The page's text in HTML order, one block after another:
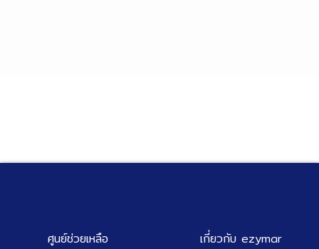
ศูนย์ช่วยเหลือ เกี่ยวกับ ezymar